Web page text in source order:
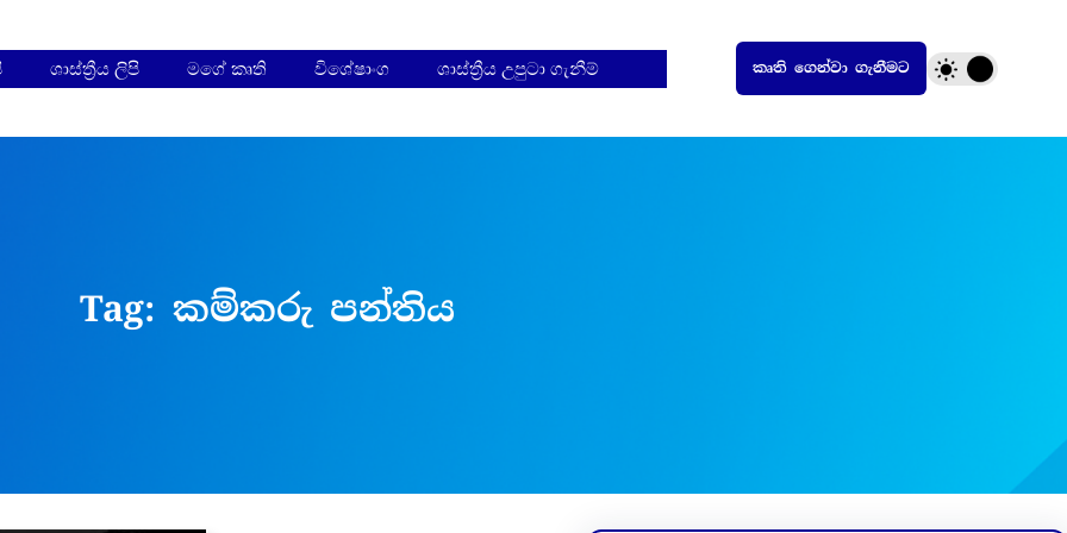
ශාස්ත්‍රීය ලිපි මගේ කෘති විශේෂාංග ශාස්ත්‍රීය උපුටා ගැනීම් කෘති ගෙන්වා ගැනීමට
Tag: කම්කරු පන්තිය